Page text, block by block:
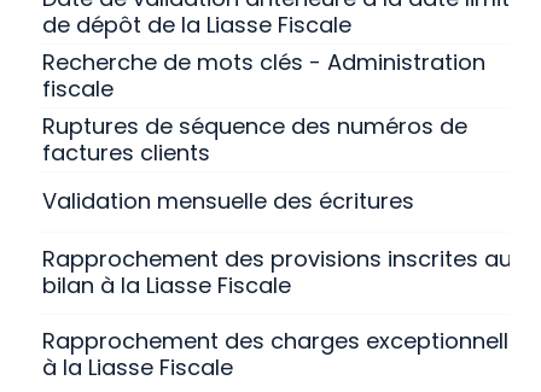
de dépôt de la Liasse Fiscale
Recherche de mots clés - Administration
fiscale
Ruptures de séquence des numéros de
factures clients
Validation mensuelle des écritures
Rapprochement des provisions inscrites au
bilan à la Liasse Fiscale
Rapprochement des charges exceptionnelles
à la Liasse Fiscale